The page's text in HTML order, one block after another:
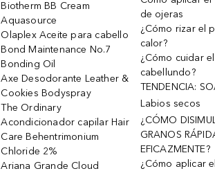
Biotherm BB Cream
Aquasource
Olaplex Aceite para cabello
Bond Maintenance No.7
Bonding Oil
Axe Desodorante Leather &
Cookies Bodyspray
The Ordinary
Acondicionador capilar Hair
Care Behentrimonium
Chloride 2%
Ariana Grande Cloud
de ojeras
¿Cómo rizar el
calor?
¿Cómo cuidar
cabellundo?
TENDENCIA:
Labios secos
¿CÓMO
GRANOS
EFICAZMENTE?
¿Cómo aplicar el